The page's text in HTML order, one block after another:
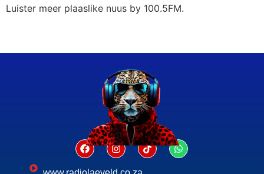
Luister meer plaaslike nuus by 100.5FM.